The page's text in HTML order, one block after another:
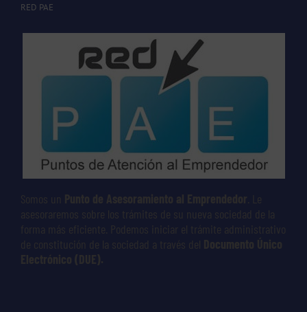
RED PAE
Somos un Punto de Asesoramiento al Emprendedor . Le
asesoraremos sobre los trámites de su nueva sociedad de la
forma más eficiente. Podemos iniciar el trámite administrativo
de constitución de la sociedad a través del Documento Único
Electrónico (DUE).